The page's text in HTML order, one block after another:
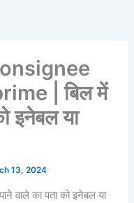
| बिल में
इनेबल या
13, 2024
वाले का पता को इनेबल या